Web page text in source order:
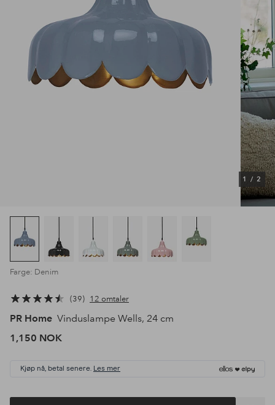
1 / 2
Farge: Denim
39 12 omtaler
PR Home Vinduslampe Wells, 24 cm
1,150 NOK
Kjøp nå, betal senere. Les mer